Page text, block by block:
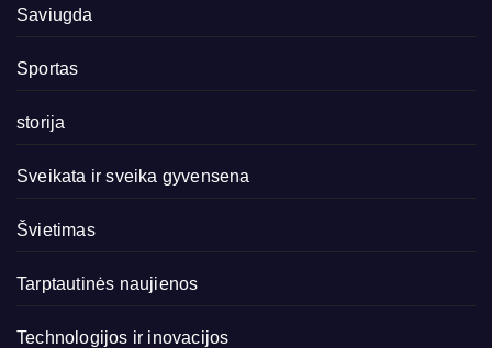
Saviugda
Sportas
storija
Sveikata ir sveika gyvensena
Švietimas
Tarptautinės naujienos
Technologijos ir inovacijos